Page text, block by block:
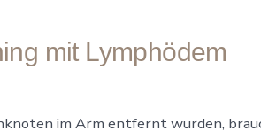
mit Lymphödem
im Arm entfernt wurden,